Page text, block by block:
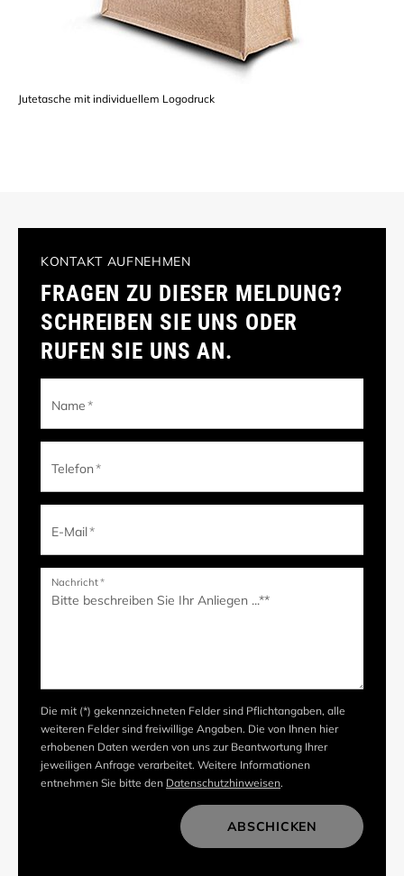
Jutetasche mit individuellem Logodruck
KONTAKT AUFNEHMEN
FRAGEN ZU DIESER MELDUNG?
SCHREIBEN SIE UNS ODER
RUFEN SIE UNS AN.
Name*
Telefon*
E-Mail*
Nachricht*
Die mit (*) gekennzeichneten Felder sind Pflichtangaben, alle
weiteren Felder sind freiwillige Angaben. Die von Ihnen hier
erhobenen Daten werden von uns zur Beantwortung Ihrer
jeweiligen Anfrage verarbeitet. Weitere Informationen
entnehmen Sie bitte den Datenschutzhinweisen.
ABSCHICKEN